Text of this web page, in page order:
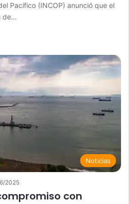
Pacífico (INCOP) anunció que el
de…
Noticias
2025
con